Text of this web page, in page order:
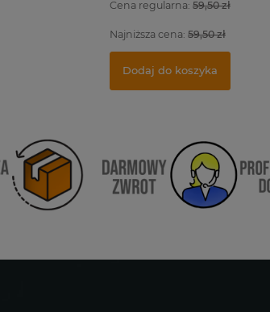
Cena regularna: 59,50 zł
Najniższa cena: 59,50 zł
Dodaj do koszyka